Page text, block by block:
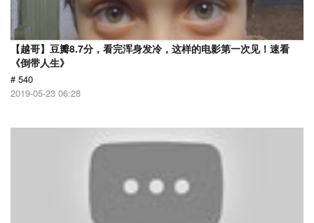
【越哥】豆瓣8.7分，看完浑身发冷，这样的电影第一次见！速看
《倒带人生》
# 540
2019-05-23 06:28